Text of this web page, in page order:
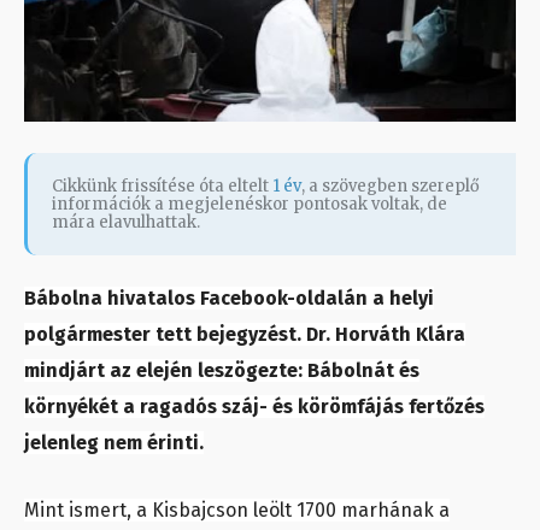
Cikkünk frissítése óta eltelt 1 év, a szövegben szereplő
információk a megjelenéskor pontosak voltak, de
mára elavulhattak.
Bábolna hivatalos Facebook-oldalán a helyi
polgármester tett bejegyzést. Dr. Horváth Klára
mindjárt az elején leszögezte: Bábolnát és
környékét a ragadós száj- és körömfájás fertőzés
jelenleg nem érinti.
Mint ismert, a Kisbajcson leölt 1700 marhának a